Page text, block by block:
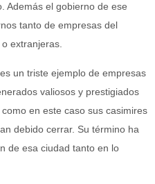
Además el gobierno de ese
tanto de empresas del
extranjeras.
un triste ejemplo de empresas
valiosos y prestigiados
en este caso sus casimires
debido cerrar. Su término ha
de esa ciudad tanto en lo